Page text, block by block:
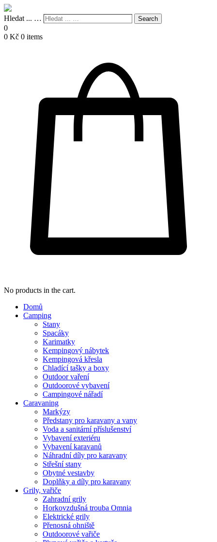
Hledat ... … Search
0
0 Kč 0 items
No products in the cart.
Domů
Camping
Stany
Spacáky
Karimatky
Kempingový nábytek
Kempingová křesla
Chladící tašky a boxy
Outdoor vaření
Outdoorové vybavení
Campingové nářadí
Caravaning
Markýzy
Předstany pro karavany a vany
Voda a sanitární příslušenství
Vybavení exteriéru
Vybavení karavanů
Náhradní díly pro karavany
Střešní stany
Obytné vestavby
Doplňky a díly pro karavany
Grily, vařiče
Zahradní grily
Horkovzdušná trouba Omnia
Elektrické grily
Přenosná ohniště
Outdoorové vařiče